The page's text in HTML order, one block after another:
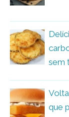
sem
que